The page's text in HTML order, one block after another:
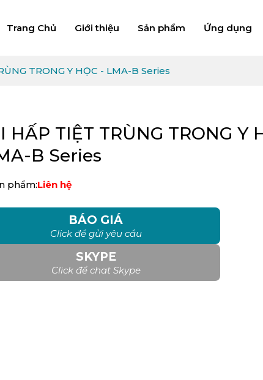
Trang Chủ Giới thiệu Sản phẩm Ứng dụng
TRONG Y HỌC - LMA-B Series
HẤP TIỆT TRÙNG TRONG Y
B Series
phẩm:Liên hệ
BÁO GIÁ
Click để gửi yêu cầu
SKYPE
Click để chat Skype